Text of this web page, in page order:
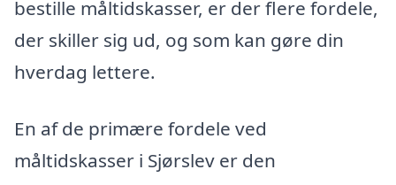
bestille måltidskasser, er der flere fordele,
der skiller sig ud, og som kan gøre din
hverdag lettere.
En af de primære fordele ved
måltidskasser i Sjørslev er den